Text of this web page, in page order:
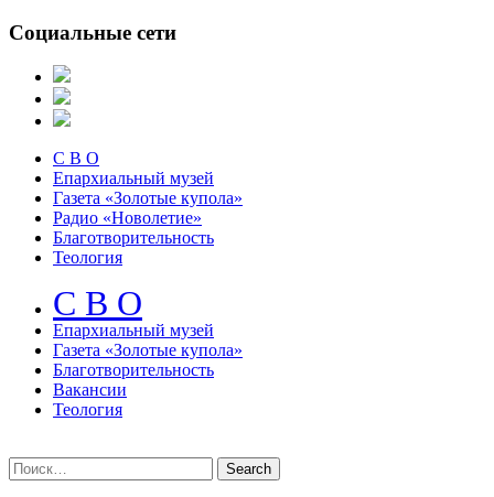
Социальные сети
С В О
Епархиальный музей
Газета «Золотые купола»
Радио «Новолетие»
Благотворительность
Теология
С В О
Епархиальный музeй
Газета «Золотые купола»
Благотворительность
Вакансии
Теология